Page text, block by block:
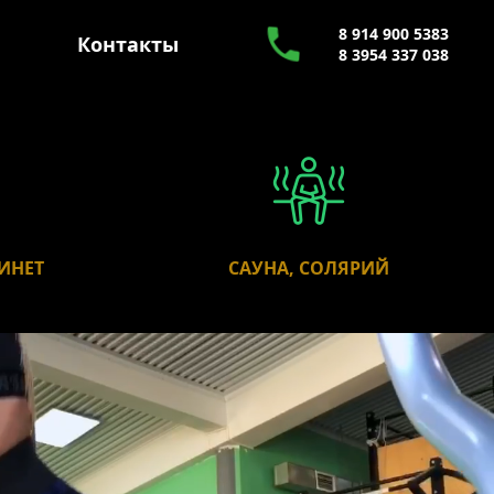
Контакты
8 914 900 5383
8 3954 337 038
САУНА, СОЛЯРИЙ